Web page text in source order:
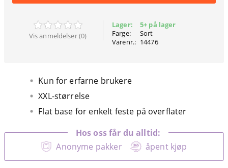
Vis anmeldelser (0)
Lager:
Farge:
Varenr.:
5+ på lager
Sort
14476
Kun for erfarne brukere
XXL-størrelse
Flat base for enkelt feste på overflater
Anonyme pakker åpent kjøp
Hos oss får du alltid: